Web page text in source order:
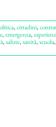
,cittadini,
,emergenza,
,salute,sanità,scuola,